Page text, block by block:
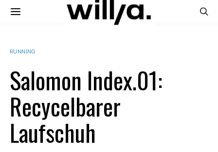
RUNNING
Salomon Index.01:
Recycelbarer
Laufschuh